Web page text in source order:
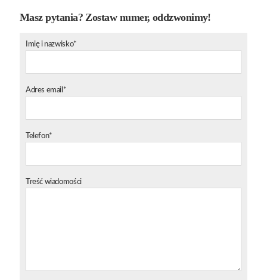
Masz pytania? Zostaw numer, oddzwonimy!
Imię i nazwisko*
Adres email*
Telefon*
Treść wiadomości